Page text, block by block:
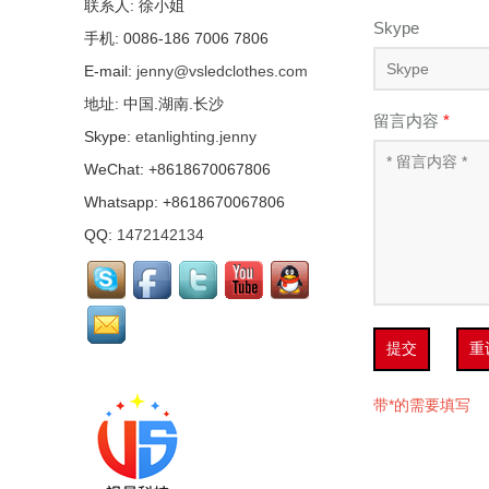
联系人: 徐小姐
手机: 0086-186 7006 7806
E-mail: jenny@vsledclothes.com
地址: 中国.湖南.长沙
Skype: etanlighting.jenny
WeChat: +8618670067806
Whatsapp: +8618670067806
QQ: 1472142134
Skype
留言内容 *
提交 重
带*的需要填写